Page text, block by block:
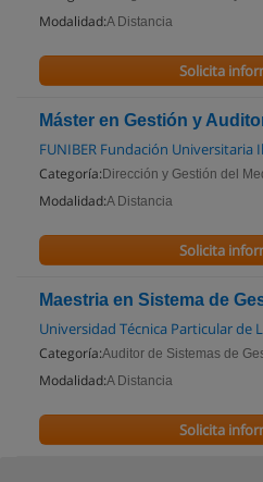
Modalidad:A Distancia
Solicita
Máster en Gestión y
FUNIBER Fundación Universitaria
Categoría: Dirección y Gestión del
Modalidad:A Distancia
Solicita
Maestria en Sistema de
Universidad Técnica Particular de
Categoría:Auditor de Sistemas de
Modalidad:A Distancia
Solicita